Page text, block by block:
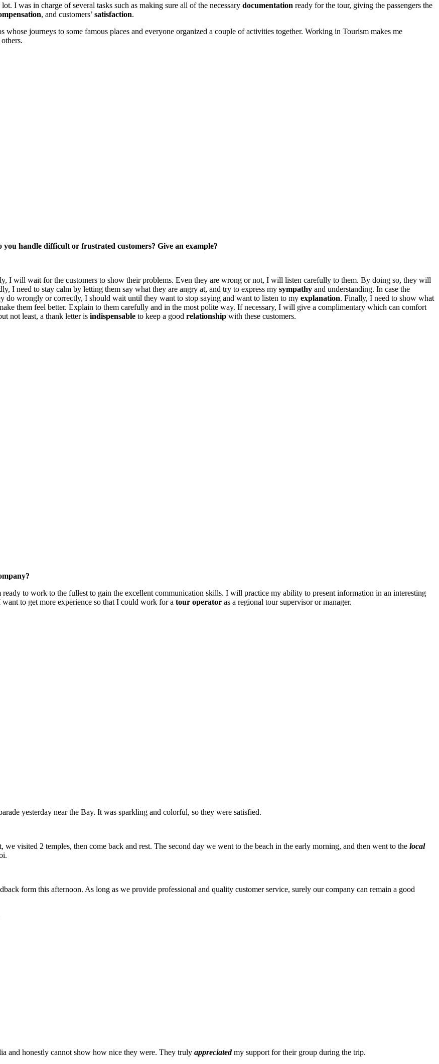
I was in charge of several tasks such as making sure all of the necessary documentation ready for the tour, giving the passengers the
, and customers’ satisfaction.
journeys to some famous places and everyone organized a couple of activities together. Working in Tourism makes me
handle difficult or frustrated customers? Give an example?
I will wait for the customers to show their problems. Even they are wrong or not, I will listen carefully to them. By doing so, they will
I need to stay calm by letting them say what they are angry at, and try to express my sympathy and understanding. In case the
do wrongly or correctly, I should wait until they want to stop saying and want to listen to my explanation. Finally, I need to show what
them feel better. Explain to them carefully and in the most polite way. If necessary, I will give a complimentary which can comfort
not least, a thank letter is indispensable to keep a good relationship with these customers.
ready to work to the fullest to gain the excellent communication skills. I will practice my ability to present information in an interesting
to get more experience so that I could work for a tour operator as a regional tour supervisor or manager.
yesterday near the Bay. It was sparkling and colorful, so they were satisfied.
visited 2 temples, then come back and rest. The second day we went to the beach in the early morning, and then went to the local
form this afternoon. As long as we provide professional and quality customer service, surely our company can remain a good
and honestly cannot show how nice they were. They truly appreciatedmy support for their group during the trip.